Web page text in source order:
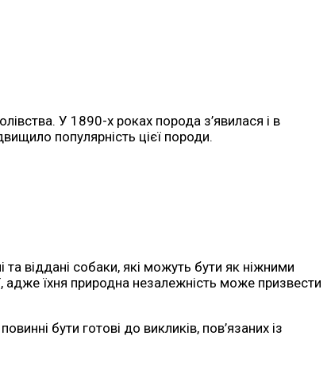
У 1890-х роках порода з’явилася і в
популярність цієї породи.
та віддані собаки, які можуть бути як ніжними
адже їхня природна незалежність може призвести
бути готові до викликів, пов’язаних із